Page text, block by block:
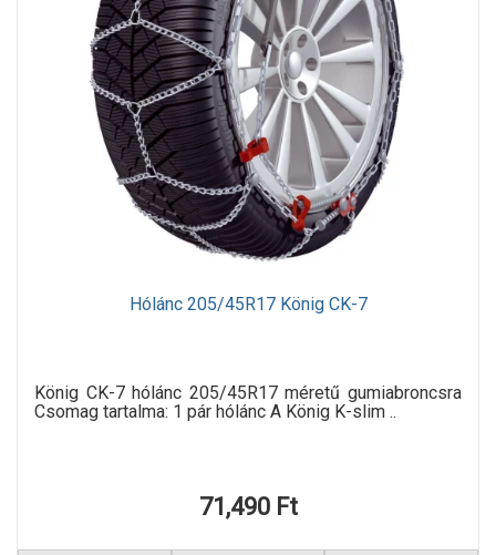
Hólánc 205/45R17 König CK-7
König CK-7 hólánc 205/45R17 méretű gumiabroncsra
Csomag tartalma: 1 pár hólánc A König K-slim ..
71,490 Ft